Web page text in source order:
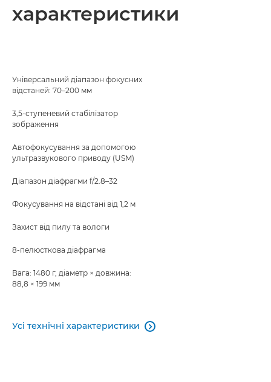
характеристики
Універсальний діапазон фокусних
відстаней: 70–200 мм
3,5-ступеневий стабілізатор
зображення
Автофокусування за допомогою
ультразвукового приводу (USM)
Діапазон діафрагми f/2.8–32
Фокусування на відстані від 1,2 м
Захист від пилу та вологи
8-пелюсткова діафрагма
Вага: 1480 г, діаметр × довжина:
88,8 × 199 мм
Усі технічні характеристики 